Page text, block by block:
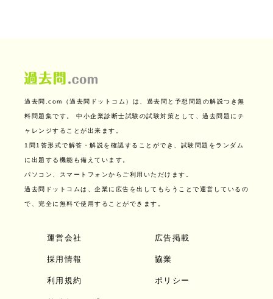
過去問.com（過去問ドットコム）は、過去問と予想問題の解説つき無
料問題集です。 中小企業診断士試験の試験対策として、過去問題にチ
ャレンジすることが出来ます。
1問1答形式で解答・解説を確認することができ、試験問題をランダム
に出題する機能も備えています。
パソコン、スマートフォンからご利用いただけます。
過去問ドットコムは、企業に広告を出してもらうことで運営しているの
で、完全に無料で使用することができます。
運営会社 広告掲載
採用情報 協業
利用規約 ポリシー